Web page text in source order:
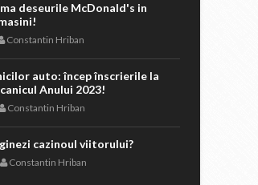
deseurile McDonald's in
Constantin Hriban
auto: încep înscrierile la
Anului 2023!
Constantin Hriban
cazinoul viitorului?
Constantin Hriban